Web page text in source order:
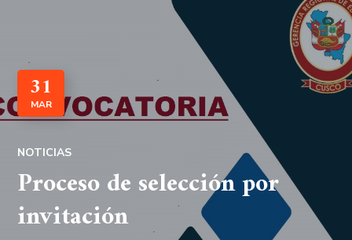
31
MAR
NOTICIAS
Proceso de selección por
invitación